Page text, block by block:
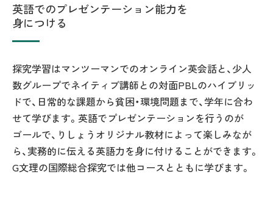
英語でのプレゼンテーション能力を
身につける
探究学習はマンツーマンでのオンライン英会話と、少人
数グループでネイティブ講師との対面PBLのハイブリッ
ドで、日常的な課題から貧困・環境問題まで、学年に合わ
せて学びます。英語でプレゼンテーションを行うのが
ゴールで、りしょうオリジナル教材によって楽しみなが
ら、実務的に伝える英語力を身に付けることができます。
G文理の国際総合探究では他コースとともに学びます。